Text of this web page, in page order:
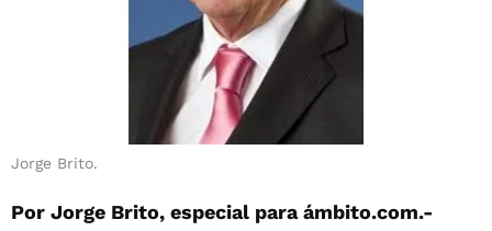
Jorge Brito.
Por Jorge Brito, especial para ámbito.com.-